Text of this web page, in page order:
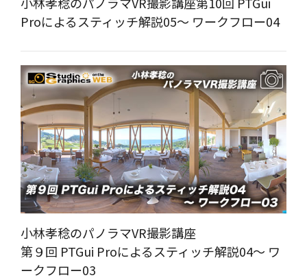
Proによるスティッチ解説05～ ワークフロー04
小林孝稔のパノラマVR撮影講座
第９回 PTGui Proによるスティッチ解説04～ ワ
ークフロー03